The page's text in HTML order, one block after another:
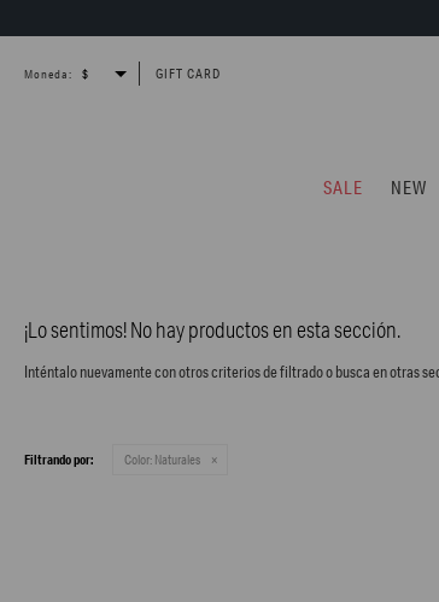
SALE NEW
Moneda: GIFT CARD
¡Lo sentimos! No hay productos en esta sección.
Inténtalo nuevamente con otros criterios de filtrado o busca en otras
Filtrando por: Color: Naturales